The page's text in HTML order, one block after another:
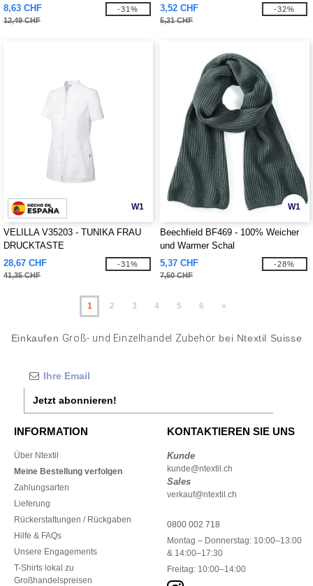
8,63 CHF
12,49 CHF
-31% 3,52 CHF
5,21 CHF
-32%
W1
VELILLA V35203 - TUNIKA FRAU
DRUCKTASTE
28,67 CHF
41,35 CHF
-31%
W1
Beechfield BF469 - 100% Weicher
und Warmer Schal
5,37 CHF
7,50 CHF
-28%
1 2 3 4 5 6 »
Einkaufen Groß- und Einzelhandel Zubehör bei Ntextil Suisse
Jetzt abonnieren!
INFORMATION
Über Ntextil
Meine Bestellung verfolgen
Zahlungsarten
Lieferung
Rückerstattungen / Rückgaben
Hilfe & FAQs
Unsere Engagements
T-Shirts lokal zu
Großhandelspreisen
KONTAKTIEREN SIE UNS
Kunde
kunde@ntextil.ch
Sales
verkauf@ntextil.ch
0800 002 718
Montag – Donnerstag: 10:00–13:00
& 14:00–17:30
Freitag: 10:00–14:00